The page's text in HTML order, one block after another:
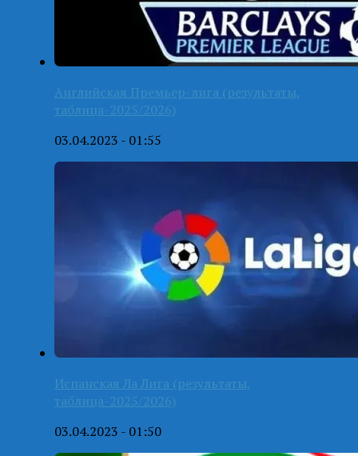
Английская Премьер-лига (результаты,
таблица-2025/2026)
03.04.2023 - 01:55
Испанская Ла Лига (результаты,
таблица-2025/2026)
03.04.2023 - 01:50